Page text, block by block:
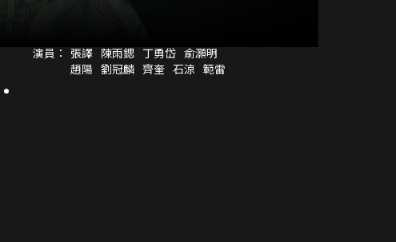
演員： 張譯 陳雨鍶 丁勇岱 俞灝明
趙陽 劉冠麟 齊奎 石涼 範雷